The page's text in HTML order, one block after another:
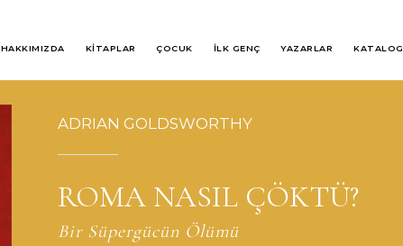
HAKKIMIZDA KİTAPLAR ÇOCUK İLK GENÇ YAZARLAR KATALOG
ADRIAN GOLDSWORTHY
ROMA NASIL ÇÖKTÜ?
Bir Süpergücün Ölümü